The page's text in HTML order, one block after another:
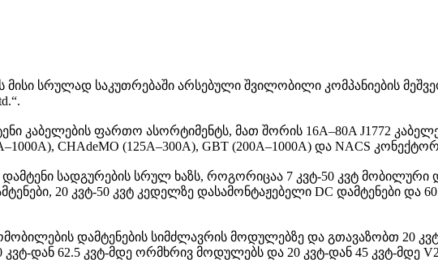
სრულად საკუთრებაში არსებული შვილობილი კომპანიების
კაბელების ფართო ასორტიმენტს, მათ შორის 16A–80A J1772
CHAdeMO (125A–300A), GBT (200A–1000A) და NACS
სადგურების სრულ ხაზს, როგორიცაა 7 კვტ-50 კვტ მობილური
20 კვტ-50 კვტ კედელზე დასამონტაჟებელი DC დამტენები და
დამტენების სიმძლავრის მოდულებზე და გთავაზობთ 20
დან 62.5 კვტ-მდე ორმხრივ მოდულებს და 20 კვტ-დან 45 კვტ-მდე